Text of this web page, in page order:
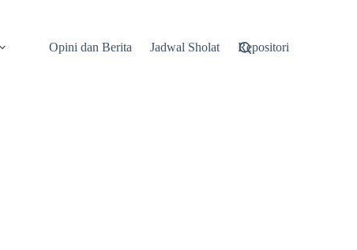
Opini dan Berita Jadwal Sholat Repositori